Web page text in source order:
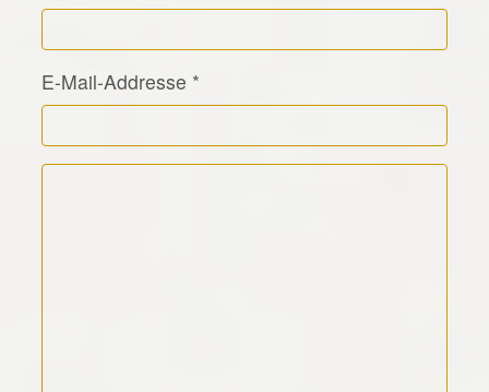
E-Mail-Addresse *
Kommentar Text